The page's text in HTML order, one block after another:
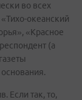
во всех
океанский
«Красное
(а
Если так, то,